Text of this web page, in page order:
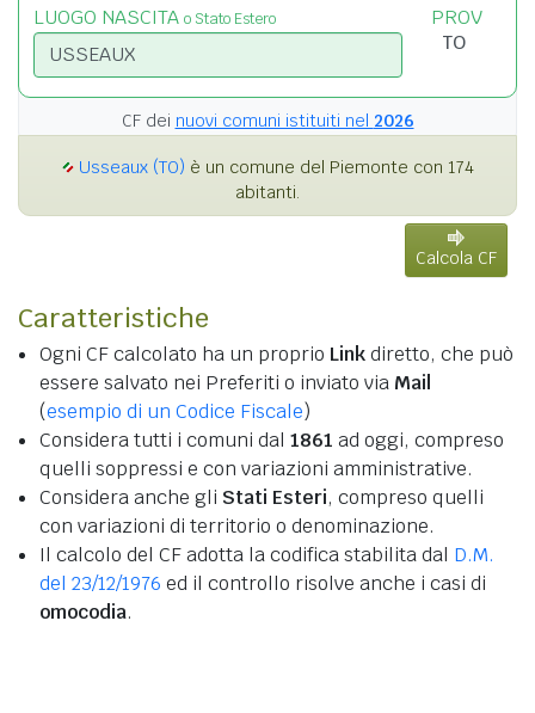
LUOGO NASCITA o Stato Estero PROV
CF dei nuovi comuni istituiti nel 2026
Usseaux (TO) è un comune del Piemonte con 174
abitanti.
Calcola CF
Caratteristiche
Ogni CF calcolato ha un proprio Linkdiretto, che può
essere salvato nei Preferiti o inviato via Mail
(esempio di un Codice Fiscale)
Considera tutti i comuni dal 1861 ad oggi, compreso
quelli soppressi e con variazioni amministrative.
Considera anche gli Stati Esteri, compreso quelli
con variazioni di territorio o denominazione.
Il calcolo del CF adotta la codifica stabilita dal D.M.
del 23/12/1976 ed il controllo risolve anche i casi di
omocodia.